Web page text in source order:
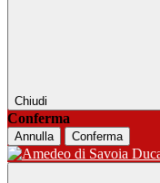
Chiudi
Conferma
Annulla Conferma